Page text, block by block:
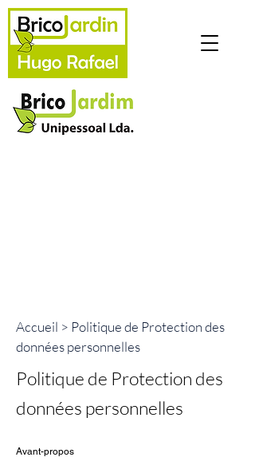
Accueil > Politique de Protection des
données personnelles
Politique de Protection des
données personnelles
Avant-propos